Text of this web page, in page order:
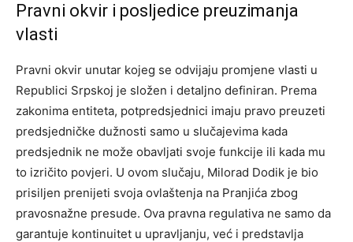
Pravni okvir i posljedice preuzimanja
vlasti
Pravni okvir unutar kojeg se odvijaju promjene vlasti u
Republici Srpskoj je složen i detaljno definiran. Prema
zakonima entiteta, potpredsjednici imaju pravo preuzeti
predsjedničke dužnosti samo u slučajevima kada
predsjednik ne može obavljati svoje funkcije ili kada mu
to izričito povjeri. U ovom slučaju, Milorad Dodik je bio
prisiljen prenijeti svoja ovlaštenja na Pranjića zbog
pravosnažne presude. Ova pravna regulativa ne samo da
garantuje kontinuitet u upravljanju, već i predstavlja